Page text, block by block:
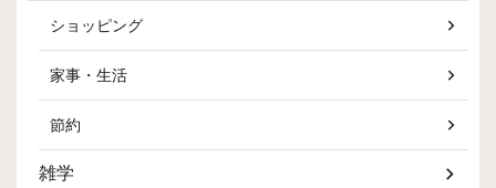
ショッピング
家事・生活
節約
雑学